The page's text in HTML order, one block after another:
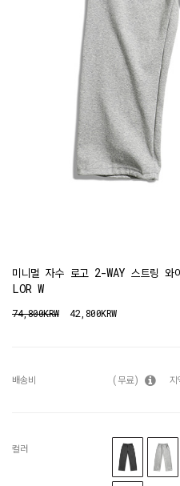
미니멀 자수 로고 2-WAY 스트링
LOR W
74,800KRW 42,800KRW
배송비 (무료) 지
컬러